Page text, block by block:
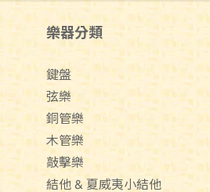
樂器分類
鍵盤
弦樂
銅管樂
木管樂
敲擊樂
結他 & 夏威夷小結他